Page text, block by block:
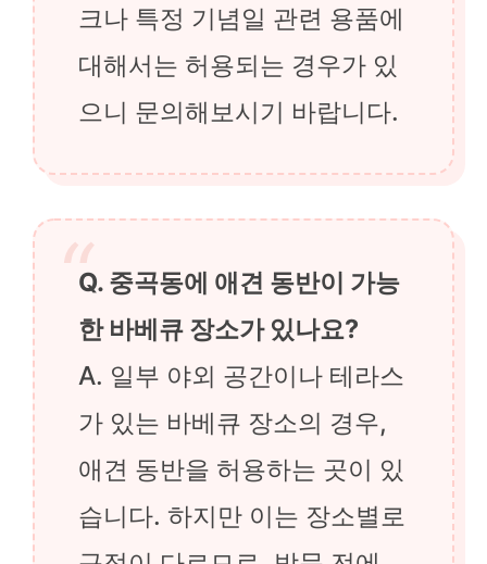
크나 특정 기념일 관련 용품에
대해서는 허용되는 경우가 있
으니 문의해보시기 바랍니다.
Q. 중곡동에 애견 동반이 가능
한 바베큐 장소가 있나요?
A. 일부 야외 공간이나 테라스
가 있는 바베큐 장소의 경우,
애견 동반을 허용하는 곳이 있
습니다. 하지만 이는 장소별로